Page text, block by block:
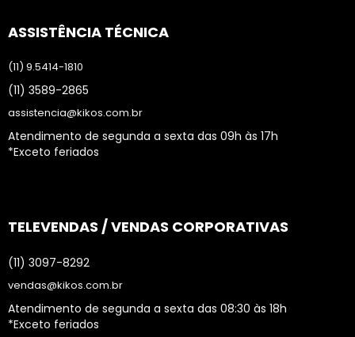
ASSISTÊNCIA TÉCNICA
(11) 9.5414-1810
(11) 3589-2865
assistencia@kikos.com.br
Atendimento de segunda a sexta das 09h às 17h
*Exceto feriados
TELEVENDAS / VENDAS CORPORATIVAS
(11) 3097-8292
vendas@kikos.com.br
Atendimento de segunda a sexta das 08:30 às 18h
*Exceto feriados